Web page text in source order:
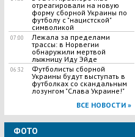
отреагировали на новую
форму сборной Украины по
футболу с "нацистской"
символикой
07:00
Лежала за пределами
трассы: в Норвегии
обнаружили мертвой
лыжницу Иду Эйде
06:32
Футболисты сборной
Украины будут выступать в
футболках со скандальным
лозунгом "Слава Украине!"
ВСЕ НОВОСТИ »
ФОТО